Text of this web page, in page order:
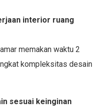
interior ruang
memakan waktu 2
kompleksitas desain
sesuai keinginan